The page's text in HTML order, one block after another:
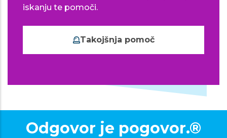
iskanju te pomoči.
Takojšnja pomoč
Odgovor je pogovor.®